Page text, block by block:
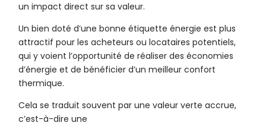
un impact direct sur sa valeur.
Un bien doté d’une bonne étiquette énergie est plus
attractif pour les acheteurs ou locataires potentiels,
qui y voient l’opportunité de réaliser des économies
d’énergie et de bénéficier d’un meilleur confort
thermique.
Cela se traduit souvent par une valeur verte accrue,
c’est-à-dire une